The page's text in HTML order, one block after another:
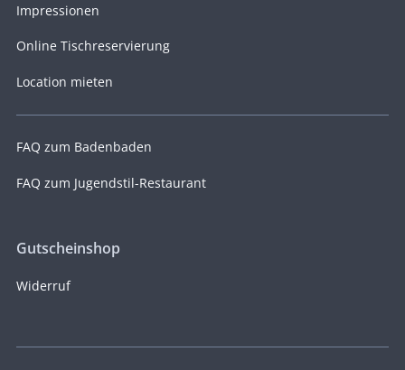
Impressionen
Online Tischreservierung
Location mieten
FAQ zum Badenbaden
FAQ zum Jugendstil-Restaurant
Gutscheinshop
Widerruf